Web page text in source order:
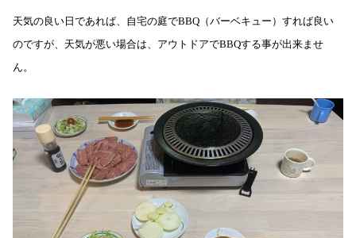
天気の良い日であれば、自宅の庭でBBQ（バーベキュー）すれば良い
のですが、天気が悪い場合は、アウトドアでBBQする事が出来ませ
ん。